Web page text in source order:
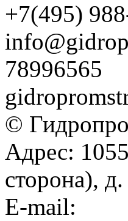
+7(495)
78996565
©
Адрес:
сторона),
E-mail: